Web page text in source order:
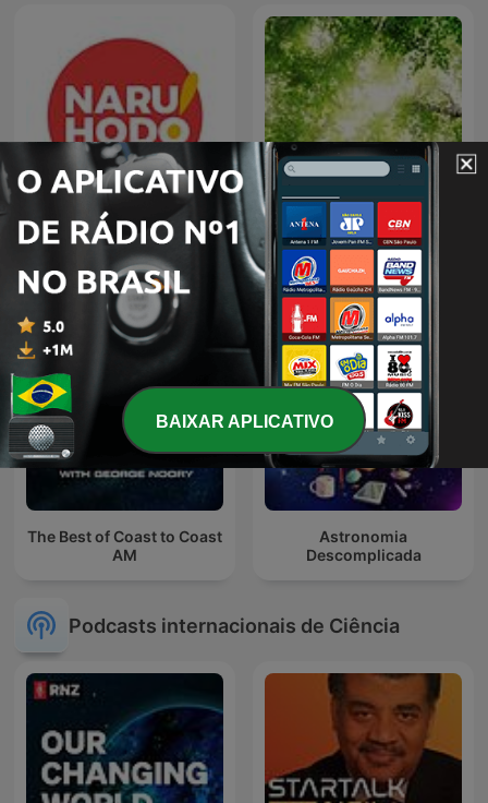
Naruhodo Som da Natureza
The Best of Coast to Coast
AM
Astronomia
Descomplicada
Podcasts internacionais de Ciência
BAIXAR APLICATIVO